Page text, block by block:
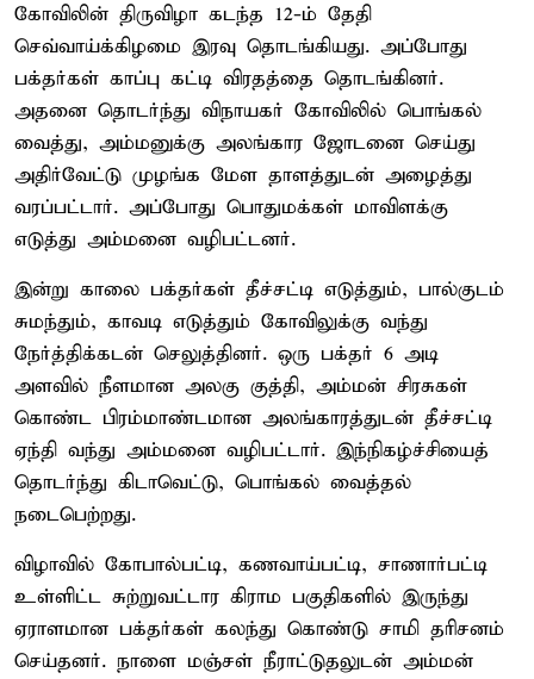
கோவிலின் திருவிழா கடந்த 12-ம் தேதி
செவ்வாய்க்கிழமை இரவு தொடங்கியது. அப்போது
பக்தர்கள் காப்பு கட்டி விரதத்தை தொடங்கினர்.
அதனை தொடர்ந்து விநாயகர் கோவிலில் பொங்கல்
வைத்து, அம்மனுக்கு அலங்கார ஜோடனை செய்து
அதிர்வேட்டு முழங்க மேள தாளத்துடன் அழைத்து
வரப்பட்டார். அப்போது பொதுமக்கள் மாவிளக்கு
எடுத்து அம்மனை வழிபட்டனர்.
இன்று காலை பக்தர்கள் தீச்சட்டி எடுத்தும், பால்குடம்
சுமந்தும், காவடி எடுத்தும் கோவிலுக்கு வந்து
நேர்த்திக்கடன் செலுத்தினர். ஒரு பக்தர் 6 அடி
அளவில் நீளமான அலகு குத்தி, அம்மன் சிரசுகள்
கொண்ட பிரம்மாண்டமான அலங்காரத்துடன் தீச்சட்டி
ஏந்தி வந்து அம்மனை வழிபட்டார். இந்நிகழ்ச்சியைத்
தொடர்ந்து கிடாவெட்டு, பொங்கல் வைத்தல்
நடைபெற்றது.
விழாவில் கோபால்பட்டி, கணவாய்பட்டி, சாணார்பட்டி
உள்ளிட்ட சுற்றுவட்டார கிராம பகுதிகளில் இருந்து
ஏராளமான பக்தர்கள் கலந்து கொண்டு சாமி தரிசனம்
செய்தனர். நாளை மஞ்சள் நீராட்டுதலுடன் அம்மன்